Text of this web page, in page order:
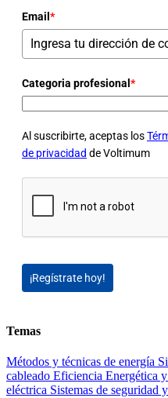
Email *
Categoria profesional *
Al suscribirte, aceptas los
de privacidad de Voltimum
¡Regístrate hoy!
Temas
Métodos y técnicas de energía
cableado Eficiencia Energética
eléctrica Sistemas de seguridad